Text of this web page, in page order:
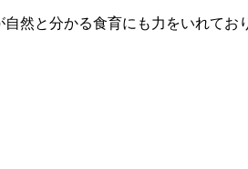
然と分かる食育にも力をいれてお